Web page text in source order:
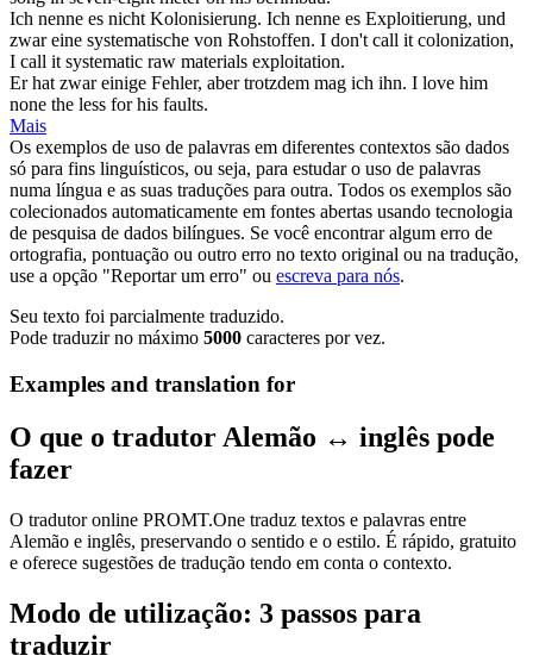
Ich nenne es nicht Kolonisierung. Ich nenne es Exploitierung, und
zwareine systematische von Rohstoffen. I don't call it colonization,
I call it systematic raw materials exploitation.
Er hat zwareinige Fehler, aber trotzdem mag ich ihn. I love him
none the less for his faults.
Mais
Os exemplos de uso de palavras em diferentes contextos são dados
só para fins linguísticos, ou seja, para estudar o uso de palavras
numa língua e as suas traduções para outra. Todos os exemplos são
colecionados automaticamente em fontes abertas usando tecnologia
de pesquisa de dados bilíngues. Se você encontrar algum erro de
ortografia, pontuação ou outro erro no texto original ou na tradução,
use a opção "Reportar um erro" ou escreva para nós.
Seu texto foi parcialmente traduzido.
Pode traduzir no máximo 5000 caracteres por vez.
Examples and translation for
O que o tradutor Alemão ↔ inglês pode
fazer
O tradutor online PROMT.One traduz textos e palavras entre
Alemão e inglês, preservando o sentido e o estilo. É rápido, gratuito
e oferece sugestões de tradução tendo em conta o contexto.
Modo de utilização: 3 passos para
traduzir